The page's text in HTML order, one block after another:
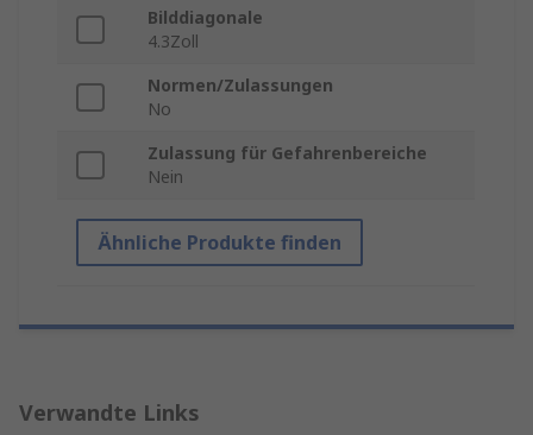
Bilddiagonale
4.3Zoll
Normen/Zulassungen
No
Zulassung für Gefahrenbereiche
Nein
Ähnliche Produkte finden
Verwandte Links